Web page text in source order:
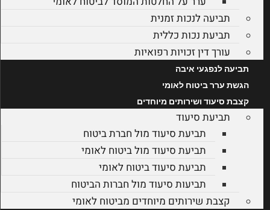
תביעה לנכות זמנית
תביעת נכות כללית
עורך דין זכויות רפואיות
תביעה לנפגעי איבה
הגשת ערר ביטוח לאומי
קצבת סיעוד ושירותים מיוחדים
תביעת סיעוד
תביעת סיעוד מול חברת ביטוח
תביעת סיעוד מול ביטוח לאומי
תביעת סיעוד ביטוח לאומי
תביעות סיעוד מול חברות הביטוח
קצבת שירותים מיוחדים מביטוח לאומי